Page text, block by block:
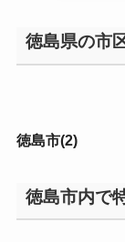
徳島県の市
徳島市(2)
徳島市内で